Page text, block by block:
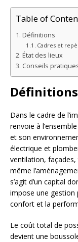
Table of
Définitions
Cadres et
État des lieux
Conseils
Définitions
Dans le cadre de
renvoie à
et son
électrique et
ventilation,
même
s’agit d’un capital
impose une gestion
confort et la
Le coût total de
devient une